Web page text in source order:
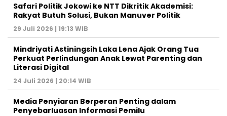
Safari Politik Jokowi ke NTT Dikritik Akademisi:
Rakyat Butuh Solusi, Bukan Manuver Politik
29 Juli 2026 | 19:13 WIB
Mindriyati Astiningsih Laka Lena Ajak Orang Tua
Perkuat Perlindungan Anak Lewat Parenting dan
Literasi Digital
24 Juli 2026 | 20:14 WIB
Media Penyiaran Berperan Penting dalam
Penyebarluasan Informasi Pemilu